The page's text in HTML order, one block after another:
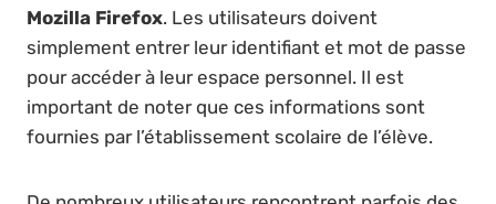
Mozilla Firefox. Les utilisateurs doivent
simplement entrer leur identifiant et mot de passe
pour accéder à leur espace personnel. Il est
important de noter que ces informations sont
fournies par l’établissement scolaire de l’élève.